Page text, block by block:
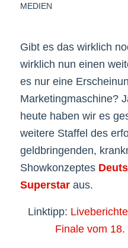
MEDIEN
Gibt es das wirklich
wirklich nun einen
es nur eine
Marketingmaschine?
heute haben wir es
weitere Staffel des
geldbringenden,
Showkonzeptes
Superstaraus.
Linktipp:
Finale vom